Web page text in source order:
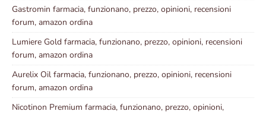
Gastromin farmacia, funzionano, prezzo, opinioni, recensioni
forum, amazon ordina
Lumiere Gold farmacia, funzionano, prezzo, opinioni, recensioni
forum, amazon ordina
Aurelix Oil farmacia, funzionano, prezzo, opinioni, recensioni
forum, amazon ordina
Nicotinon Premium farmacia, funzionano, prezzo, opinioni,